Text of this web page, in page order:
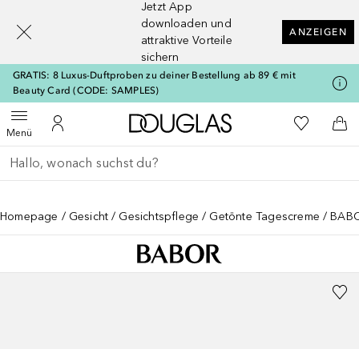
Jetzt App
downloaden und
attraktive Vorteile
sichern
ANZEIGEN
GRATIS: 8 Luxus-Duftproben zu deiner Bestellung ab 89 € mit
Beauty Card (CODE: SAMPLES)
MenüMenü öffnenZu Meinem Kundenkonto
Zur Douglas Startseite
Zu Meiner
Gehe zurück
Suche ausführen
Homepage Gesicht Gesichtspflege Getönte Tagescreme
[navigation.slideout.screenreader]